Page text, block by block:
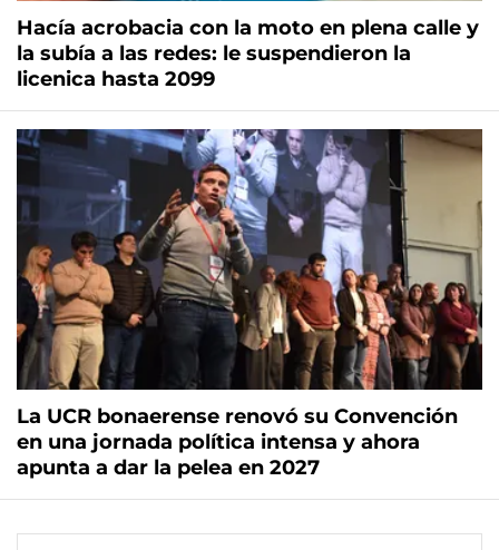
Hacía acrobacia con la moto en plena calle y
la subía a las redes: le suspendieron la
licenica hasta 2099
La UCR bonaerense renovó su Convención
en una jornada política intensa y ahora
apunta a dar la pelea en 2027